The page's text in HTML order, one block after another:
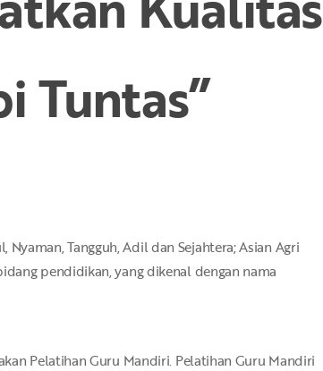
Tuntas”
Tangguh, Adil dan Sejahtera; Asian Agri
pendidikan, yang dikenal dengan nama
Pelatihan Guru Mandiri. Pelatihan Guru Mandiri